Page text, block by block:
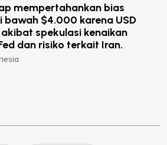
mempertahankan bias
bawah $4.000 karena USD
spekulasi kenaikan
dan risiko terkait Iran.